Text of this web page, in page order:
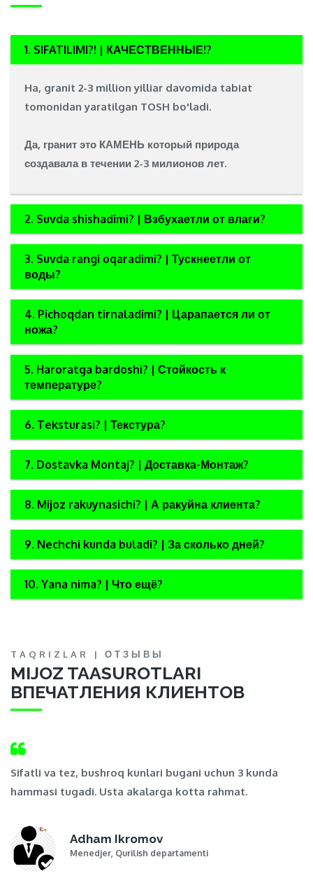
1. SIFATILIMI?! | КАЧЕСТВЕННЫЕ!?
Ha, granit 2-3 million yilliar davomida tabiat
tomonidan yaratilgan TOSH bo'ladi.
Да, гранит это КАМЕНЬ который природа
создавала в течении 2-3 милионов лет.
2. Suvda shishadimi? | Взбухаетли от влаги?
3. Suvda rangi oqaradimi? | Тускнеетли от
воды?
4. Pichoqdan tirnaladimi? | Царапается ли от
ножа?
5. Haroratga bardoshi? | Стойкость к
температуре?
6. Teksturasi? | Текстура?
7. Dostavka Montaj? | Доставка-Монтаж?
8. Mijoz rakuynasichi? | А ракуйна клиента?
9. Nechchi kunda buladi? | За сколько дней?
10. Yana nima? | Что ещё?
TAQRIZLAR | ОТЗЫВЫ
MIJOZ TAASUROTLARI
ВПЕЧАТЛЕНИЯ КЛИЕНТОВ
Sifatli va tez, bushroq kunlari bugani uchun 3 kunda
hammasi tugadi. Usta akalarga kotta rahmat.
Adham Ikromov
Menedjer, Qurilish departamenti